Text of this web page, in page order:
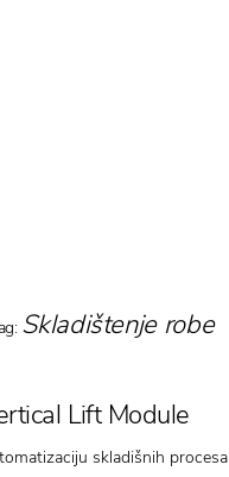
Skladištenje robe
Lift Module
skladišnih procesa